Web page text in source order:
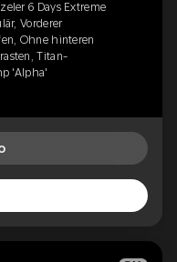
6 Days Extreme
Vorderer
Ohne hinteren
Titan-
'Alpha'